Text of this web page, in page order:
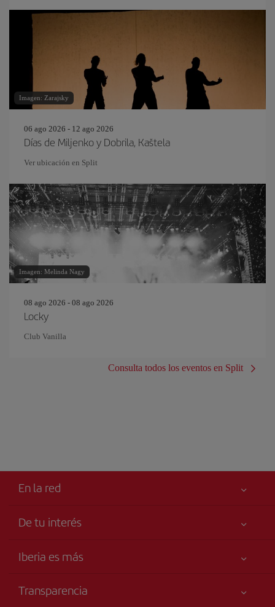
Imagen: Zarajsky
06 ago 2026 - 12 ago 2026
Días de Miljenko y Dobrila, Kaštela
Ver ubicación en Split
Imagen: Melinda Nagy
08 ago 2026 - 08 ago 2026
Locky
Club Vanilla
Consulta todos los eventos en Split
En la red
De tu interés
Accesibilidad
Iberia es más
Grupo Iberia
Transparencia